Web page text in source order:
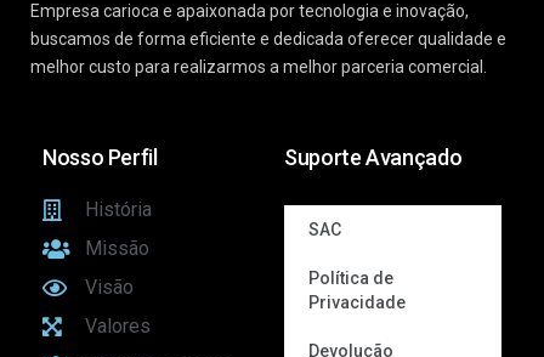
Empresa carioca e apaixonada por tecnologia e inovação,
buscamos de forma eficiente e dedicada oferecer qualidade e
melhor custo para realizarmos a melhor parceria comercial.
Nosso Perfil
História
Missão
Visão
Valores
Suporte Avançado
SAC
Política de
Privacidade
Devolução